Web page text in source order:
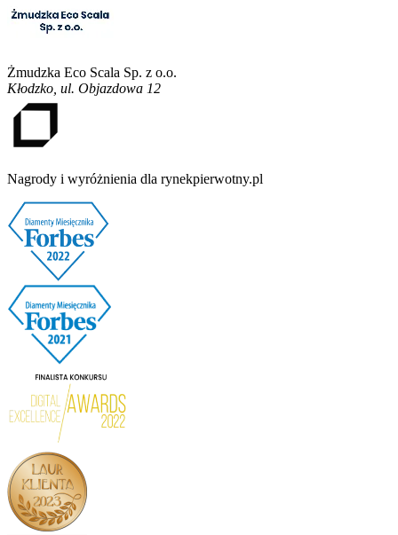
Żmudzka Eco Scala Sp. z o.o.
Kłodzko ul. Objazdowa 12
Nagrody i wyróżnienia dla rynekpierwotny.pl